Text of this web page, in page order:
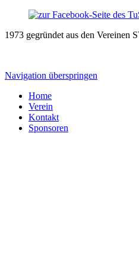
1973 gegründet aus den Vereinen
Navigation überspringen
Home
Verein
Kontakt
Sponsoren